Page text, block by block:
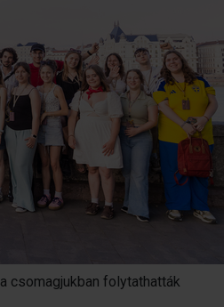
csomagjukban folytathatták